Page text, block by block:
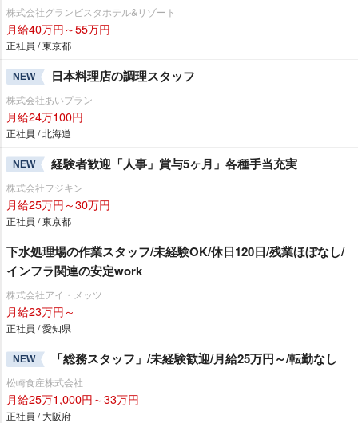
株式会社グランビスタホテル&リゾート
月給40万円～55万円
正社員 / 東京都
NEW 日本料理店の調理スタッフ
株式会社あいプラン
月給24万100円
正社員 / 北海道
NEW 経験者歓迎「人事」賞与5ヶ月」各種手当充実
株式会社フジキン
月給25万円～30万円
正社員 / 東京都
下水処理場の作業スタッフ/未経験OK/休日120日/残業ほぼなし/
インフラ関連の安定work
株式会社アイ・メッツ
月給23万円～
正社員 / 愛知県
NEW 「総務スタッフ」/未経験歓迎/月給25万円～/転勤なし
松崎食産株式会社
月給25万1,000円～33万円
正社員 / 大阪府